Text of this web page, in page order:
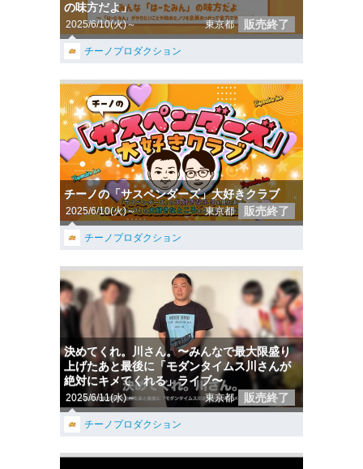
の味方だよ」
2025/6/10(火)～ 東京都 販売終了
チーノプロダクション
チーノの「サスペンダーズ」大好きクラブ
2025/6/10(火)～ 東京都 販売終了
チーノプロダクション
決めてくれ。川さん。〜みんなで最大限盛り
上げたあと最後に「モダンタイムス川さんが
絶対にキメてくれる」ライブ〜
2025/6/11(水)～ 東京都 販売終了
チーノプロダクション